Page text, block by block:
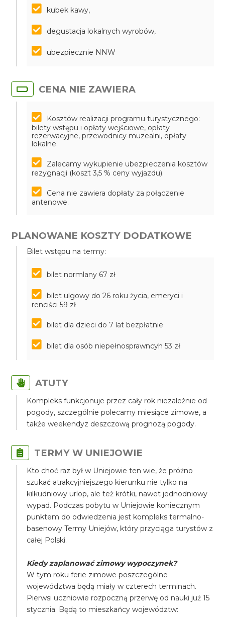
kubek kawy,
degustacja lokalnych wyrobów,
ubezpiecznie NNW
CENA NIE ZAWIERA
Kosztów realizacji programu turystycznego:
bilety wstępu i opłaty wejściowe, opłaty
rezerwacyjne, przewodnicy muzealni, opłaty
lokalne.
Zalecamy wykupienie ubezpieczenia kosztów
rezygnacji (koszt 3,5 % ceny wyjazdu).
Cena nie zawiera dopłaty za połączenie
antenowe.
PLANOWANE KOSZTY DODATKOWE
Bilet wstępu na termy:
bilet normlany 67 zł
bilet ulgowy do 26 roku życia, emeryci i
renciści 59 zł
bilet dla dzieci do 7 lat bezpłatnie
bilet dla osób niepełnosprawncyh 53 zł
ATUTY
Kompleks funkcjonuje przez cały rok niezależnie od
pogody, szczególnie polecamy miesiące zimowe, a
także weekendyz deszczową prognozą pogody.
TERMY W UNIEJOWIE
Kto choć raz był w Uniejowie ten wie, że próżno
szukać atrakcyjniejszego kierunku nie tylko na
kilkudniowy urlop, ale też krótki, nawet jednodniowy
wypad. Podczas pobytu w Uniejowie koniecznym
punktem do odwiedzenia jest kompleks termalno-
basenowy Termy Uniejów, który przyciąga turystów z
całej Polski.
Kiedy zaplanować zimowy wypoczynek?
​W tym roku ferie zimowe poszczególne
województwa będą miały w czterech terminach.
Pierwsi uczniowie rozpoczną przerwę od nauki już 15
stycznia. Będą to mieszkańcy województw: